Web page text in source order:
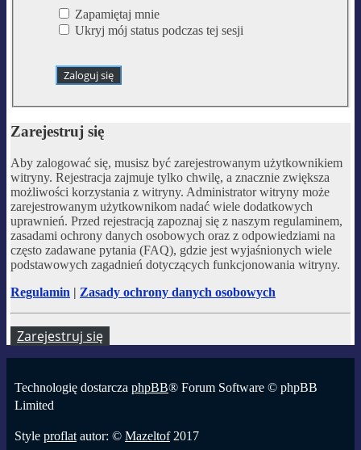
Zapamiętaj mnie
Ukryj mój status podczas tej sesji
Zarejestruj się
Aby zalogować się, musisz być zarejestrowanym użytkownikiem
witryny. Rejestracja zajmuje tylko chwilę, a znacznie zwiększa
możliwości korzystania z witryny. Administrator witryny może
zarejestrowanym użytkownikom nadać wiele dodatkowych
uprawnień. Przed rejestracją zapoznaj się z naszym regulaminem,
zasadami ochrony danych osobowych oraz z odpowiedziami na
często zadawane pytania (FAQ), gdzie jest wyjaśnionych wiele
podstawowych zagadnień dotyczących funkcjonowania witryny.
Regulamin | Zasady ochrony danych osobowych
Zarejestruj się
Technologię dostarcza phpBB® Forum Software © phpBB
Limited
Style proflat autor: © Mazeltof2017